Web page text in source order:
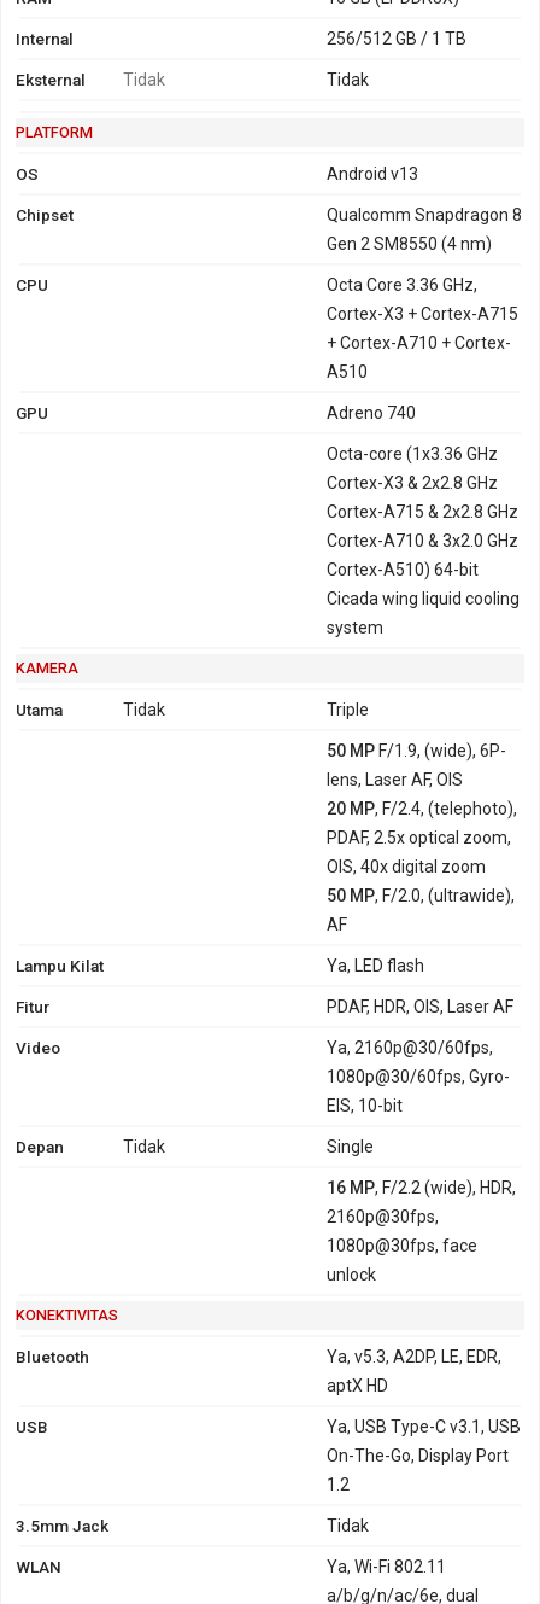
Internal 256/512 GB / 1 TB
Eksternal Tidak Tidak
PLATFORM
OS Android v13
Chipset
Qualcomm Snapdragon 8
Gen 2 SM8550 (4 nm)
CPU
Octa Core 3.36 GHz,
Cortex-X3 + Cortex-A715
+ Cortex-A710 + Cortex-
A510
GPU Adreno 740
Octa-core (1x3.36 GHz
Cortex-X3 & 2x2.8 GHz
Cortex-A715 & 2x2.8 GHz
Cortex-A710 & 3x2.0 GHz
Cortex-A510) 64-bit
Cicada wing liquid cooling
system
KAMERA
Utama Tidak Triple
50 MPF/1.9, (wide), 6P-
lens, Laser AF, OIS
20 MP, F/2.4, (telephoto),
PDAF, 2.5x optical zoom,
OIS, 40x digital zoom
50 MP, F/2.0, (ultrawide),
AF
Lampu Kilat Ya, LED flash
Fitur PDAF, HDR, OIS, Laser AF
Video
Ya, 2160p@30/60fps,
1080p@30/60fps, Gyro-
EIS, 10-bit
Depan Tidak Single
16 MP, F/2.2 (wide), HDR,
2160p@30fps,
1080p@30fps, face
unlock
KONEKTIVITAS
Bluetooth
Ya, v5.3, A2DP, LE, EDR,
aptX HD
USB
Ya, USB Type-C v3.1, USB
On-The-Go, Display Port
1.2
3.5mm Jack Tidak
WLAN
Ya, Wi-Fi 802.11
a/b/g/n/ac/6e, dual